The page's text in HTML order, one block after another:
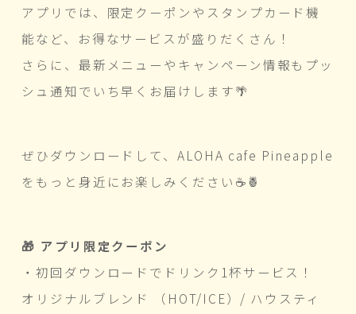
アプリでは、限定クーポンやスタンプカード機
能など、お得なサービスが盛りだくさん！
さらに、最新メニューやキャンペーン情報もプッ
シュ通知でいち早くお届けします🌴
ぜひダウンロードして、ALOHA cafe Pineapple
をもっと身近にお楽しみください☕🍍
🎁 アプリ限定クーポン
・初回ダウンロードでドリンク1杯サービス！
オリジナルブレンド （HOT/ICE）/ ハウスティ